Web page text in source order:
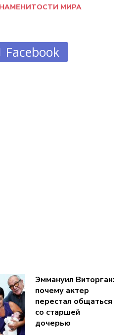
МИРА
Facebook
Эммануил Виторган:
почему актер
перестал общаться
со старшей
дочерью